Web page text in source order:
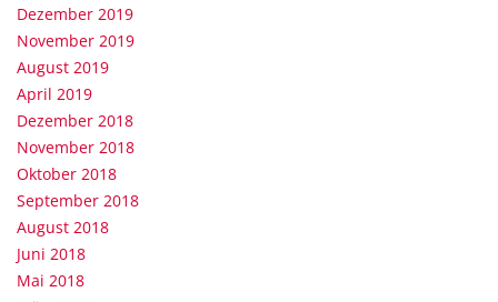
Dezember 2019
November 2019
August 2019
April 2019
Dezember 2018
November 2018
Oktober 2018
September 2018
August 2018
Juni 2018
Mai 2018